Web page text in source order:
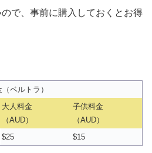
で、事前に購入しておくとお得
ベルトラ）
大人料金
（AUD）
子供料金
（AUD）
$25 $15